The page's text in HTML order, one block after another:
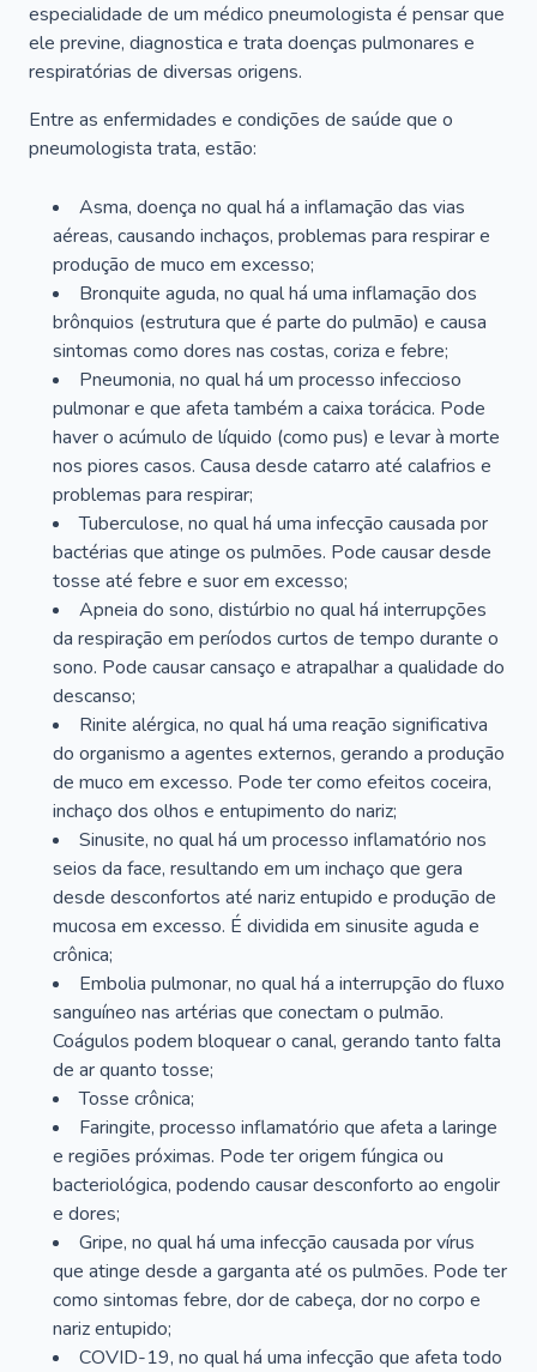
especialidade de um médico pneumologista é pensar que
ele previne, diagnostica e trata doenças pulmonares e
respiratórias de diversas origens.
Entre as enfermidades e condições de saúde que o
pneumologista trata, estão:
Asma, doença no qual há a inflamação das vias
aéreas, causando inchaços, problemas para respirar e
produção de muco em excesso;
Bronquite aguda, no qual há uma inflamação dos
brônquios (estrutura que é parte do pulmão) e causa
sintomas como dores nas costas, coriza e febre;
Pneumonia, no qual há um processo infeccioso
pulmonar e que afeta também a caixa torácica. Pode
haver o acúmulo de líquido (como pus) e levar à morte
nos piores casos. Causa desde catarro até calafrios e
problemas para respirar;
Tuberculose, no qual há uma infecção causada por
bactérias que atinge os pulmões. Pode causar desde
tosse até febre e suor em excesso;
Apneia do sono, distúrbio no qual há interrupções
da respiração em períodos curtos de tempo durante o
sono. Pode causar cansaço e atrapalhar a qualidade do
descanso;
Rinite alérgica, no qual há uma reação significativa
do organismo a agentes externos, gerando a produção
de muco em excesso. Pode ter como efeitos coceira,
inchaço dos olhos e entupimento do nariz;
Sinusite, no qual há um processo inflamatório nos
seios da face, resultando em um inchaço que gera
desde desconfortos até nariz entupido e produção de
mucosa em excesso. É dividida em sinusite aguda e
crônica;
Embolia pulmonar, no qual há a interrupção do fluxo
sanguíneo nas artérias que conectam o pulmão.
Coágulos podem bloquear o canal, gerando tanto falta
de ar quanto tosse;
Tosse crônica;
Faringite, processo inflamatório que afeta a laringe
e regiões próximas. Pode ter origem fúngica ou
bacteriológica, podendo causar desconforto ao engolir
e dores;
Gripe, no qual há uma infecção causada por vírus
que atinge desde a garganta até os pulmões. Pode ter
como sintomas febre, dor de cabeça, dor no corpo e
nariz entupido;
COVID-19, no qual há uma infecção que afeta todo